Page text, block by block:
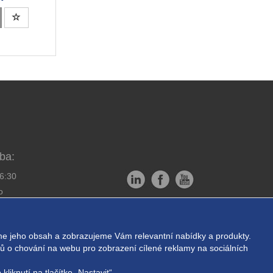
jeho obsah a zobrazujeme Vám relevantní nabídky a produkty.
o chování na webu pro zobrazení cílené reklamy na sociálních
Powered by ABRA E-shop